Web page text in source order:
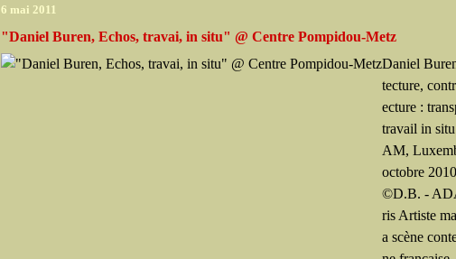
6 mai 2011
"Daniel Buren, Echos, travai, in situ" @ Centre Pompidou-Metz
Daniel
tecture,
ecture :
travail in
AM,
octobre
©D.B. -
ris Artiste
a scène